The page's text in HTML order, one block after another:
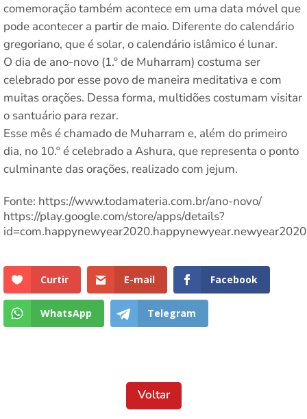
comemoração também acontece em uma data móvel que
pode acontecer a partir de maio. Diferente do calendário
gregoriano, que é solar, o calendário islâmico é lunar.
O dia de ano-novo (1.º de Muharram) costuma ser
celebrado por esse povo de maneira meditativa e com
muitas orações. Dessa forma, multidões costumam visitar
o santuário para rezar.
Esse mês é chamado de Muharram e, além do primeiro
dia, no 10.º é celebrado a Ashura, que representa o ponto
culminante das orações, realizado com jejum.
Fonte: https://www.todamateria.com.br/ano-novo/
https://play.google.com/store/apps/details?
Curtir E-mail Facebook
WhatsApp Telegram
Voltar